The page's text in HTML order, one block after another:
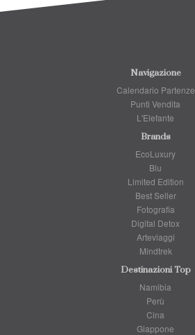
Navigazione
Calendario Partenze
Punti Vendita
L'Elefante
Brands
EcoLuxury
Blu
Limited Edition
Best Seller
Fotografia
Digital Detox
Arteviaggi
Mindtrek
Destinazioni Top
Namibia
Perù
Cina
Giappone